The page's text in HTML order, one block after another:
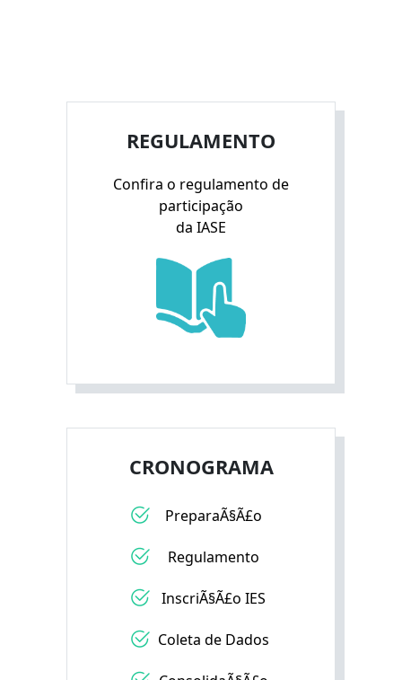
REGULAMENTO
Confira o regulamento de
participação
da IASE
CRONOGRAMA
PreparaÃ§Ã£o
Regulamento
InscriÃ§Ã£o IES
Coleta de Dados